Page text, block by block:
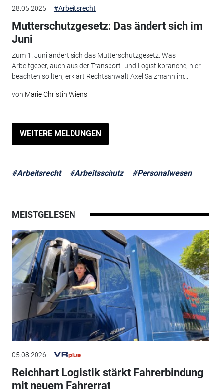
28.05.2025 #Arbeitsrecht
Mutterschutzgesetz: Das ändert sich im
Juni
Zum 1. Juni ändert sich das Mutterschutzgesetz. Was
Arbeitgeber, auch aus der Transport- und Logistikbranche, hier
beachten sollten, erklärt Rechtsanwalt Axel Salzmann im...
von Marie Christin Wiens
WEITERE MELDUNGEN
#Arbeitsrecht #Arbeitsschutz #Personalwesen
MEISTGELESEN
05.08.2026
Reichhart Logistik stärkt Fahrerbindung
mit neuem Fahrerrat